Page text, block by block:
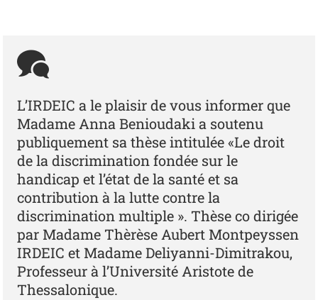
L’IRDEIC a le plaisir de vous informer que
Madame Anna Benioudaki a soutenu
publiquement sa thèse intitulée «Le droit
de la discrimination fondée sur le
handicap et l’état de la santé et sa
contribution à la lutte contre la
discrimination multiple ». Thèse co dirigée
par Madame Thèrèse Aubert Montpeyssen
IRDEIC et Madame Deliyanni-Dimitrakou,
Professeur à l’Université Aristote de
Thessalonique.